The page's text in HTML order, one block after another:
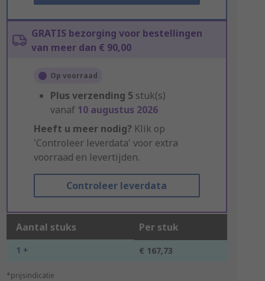
GRATIS bezorging voor bestellingen
van meer dan € 90,00
Op voorraad
Plus verzending 5 stuk(s)
vanaf 10 augustus 2026
Heeft u meer nodig? Klik op
'Controleer leverdata' voor extra
voorraad en levertijden.
Controleer leverdata
Aantal stuks Per stuk
1 + € 167,73
*prijsindicatie